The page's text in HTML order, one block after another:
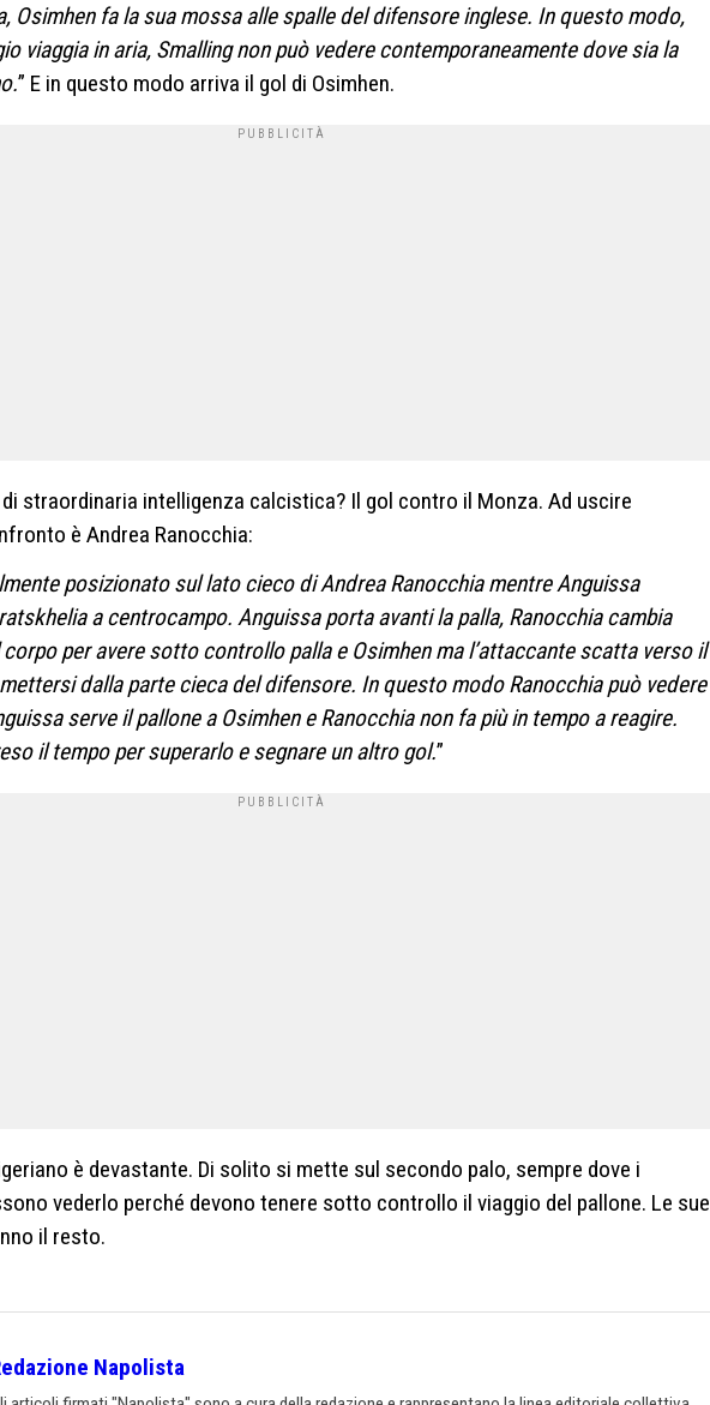
Osimhen fa la sua mossa alle spalle del difensore inglese. In questo modo,
viaggia in aria, Smalling non può vedere contemporaneamente dove sia la
” E in questo modo arriva il gol di Osimhen.
di straordinaria intelligenza calcistica? Il gol contro il Monza. Ad uscire
è Andrea Ranocchia:
posizionato sul lato cieco di Andrea Ranocchia mentre Anguissa
a centrocampo. Anguissa porta avanti la palla, Ranocchia cambia
per avere sotto controllo palla e Osimhen ma l’attaccante scatta verso il
dalla parte cieca del difensore. In questo modo Ranocchia può vedere
serve il pallone a Osimhen eRanocchia non fa più in tempo a reagire.
il tempo per superarlo e segnare un altro gol.”
è devastante. Di solito si mette sul secondo palo, sempre dove i
vederlo perché devono tenere sotto controllo il viaggio del pallone. Le sue
il resto.
Napolista